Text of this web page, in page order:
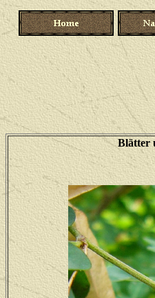
Blätter